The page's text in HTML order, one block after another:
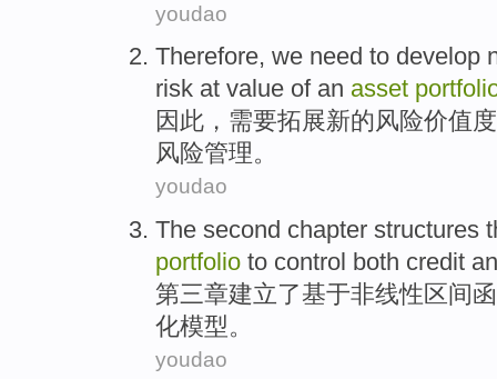
youdao
Therefore, we need to develop
risk at value of an asset
因此 ， 需要拓展新的风险价值
风险管理。
youdao
The second chapter structures
portfolio to control both credit
第三章建立了基于非线性区间
化模型。
youdao